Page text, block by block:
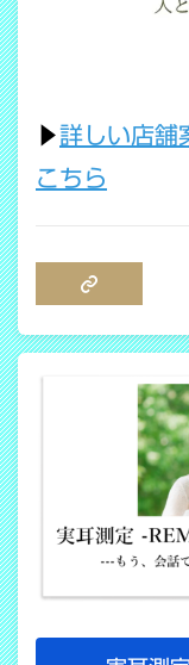
▶詳しい店舗
こちら